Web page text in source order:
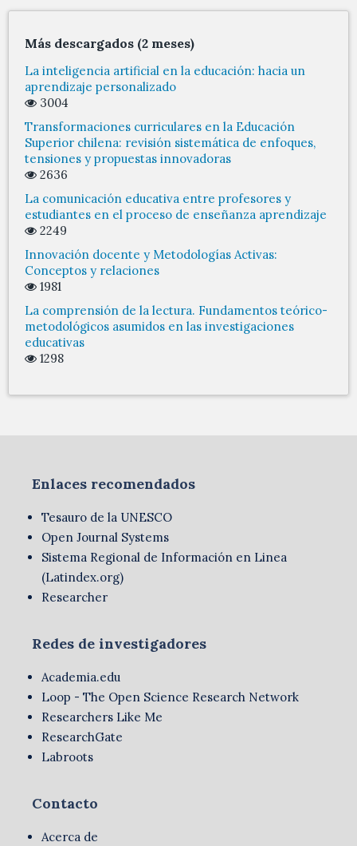
Más descargados (2 meses)
La inteligencia artificial en la educación: hacia un
aprendizaje personalizado
3004
Transformaciones curriculares en la Educación
Superior chilena: revisión sistemática de enfoques,
tensiones y propuestas innovadoras
2636
La comunicación educativa entre profesores y
estudiantes en el proceso de enseñanza aprendizaje
2249
Innovación docente y Metodologías Activas:
Conceptos y relaciones
1981
La comprensión de la lectura. Fundamentos teórico-
metodológicos asumidos en las investigaciones
educativas
1298
Enlaces recomendados
Tesauro de la UNESCO
Open Journal Systems
Sistema Regional de Información en Linea
(Latindex.org)
Researcher
Redes de investigadores
Academia.edu
Loop - The Open Science Research Network
Researchers Like Me
ResearchGate
Labroots
Contacto
Acerca de